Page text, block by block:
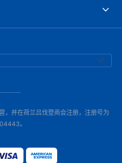
，并在荷兰吕伐登商会注册，注册号为
。